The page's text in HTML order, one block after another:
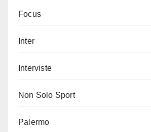
Focus
Inter
Interviste
Non Solo Sport
Palermo